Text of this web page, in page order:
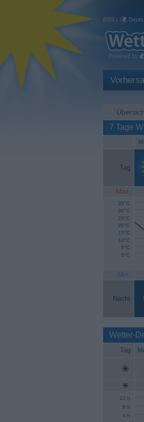
RSS |
7 Tage
Tag
Max.
0°C
5°C
10°C
15°C
20°C
25°C
30°C
35°C
Min.
Nacht
Wetter-
Tag
4 h
8 h
12 h